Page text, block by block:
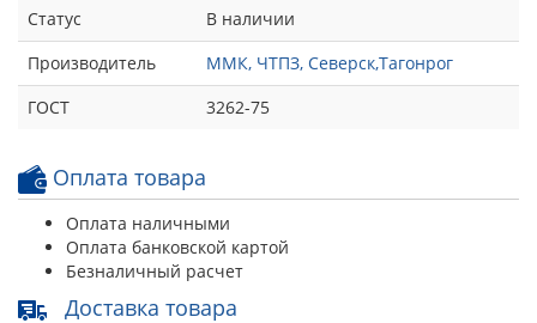
Статус
В наличии
Производитель
ММК, ЧТПЗ, Северск,Тагонрог
ГОСТ
3262-75
Оплата товара
Оплата наличными
Оплата банковской картой
Безналичный расчет
Доставка товара